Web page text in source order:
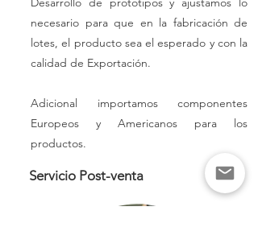
necesario para que en la fabricación de
lotes, el producto sea el esperado y con la
calidad de Exportación.
Adicional importamos componentes
Europeos y Americanos para los
productos.
Servicio Post-venta